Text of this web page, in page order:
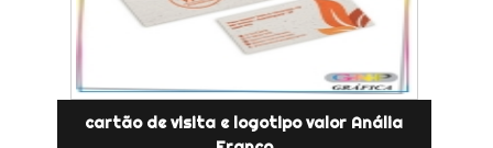
cartão de visita e logotipo valor Anália